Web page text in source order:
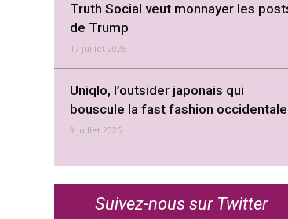
Truth Social veut monnayer les
de Trump
17 juillet 2026
Uniqlo, l’outsider japonais qui
bouscule la fast fashion occidentale
9 juillet 2026
Suivez-nous sur Twitter